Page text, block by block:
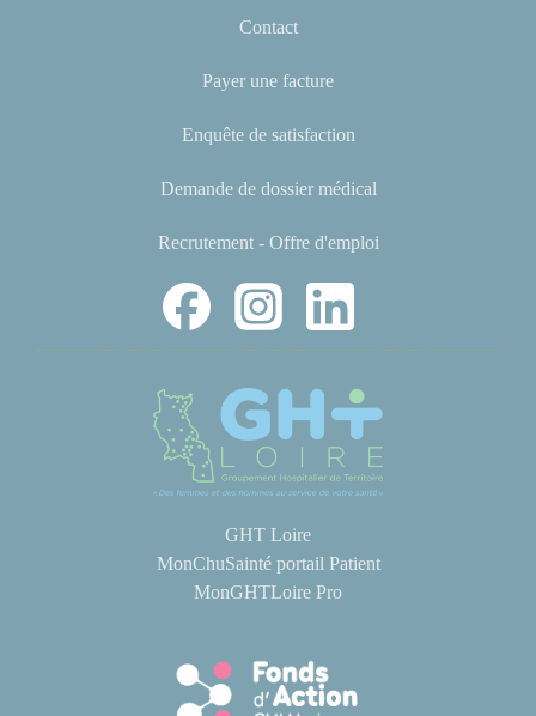
Contact
Payer une facture
Enquête de satisfaction
Demande de dossier médical
Recrutement - Offre d'emploi
GHT Loire
MonChuSainté portail Patient
MonGHTLoire Pro